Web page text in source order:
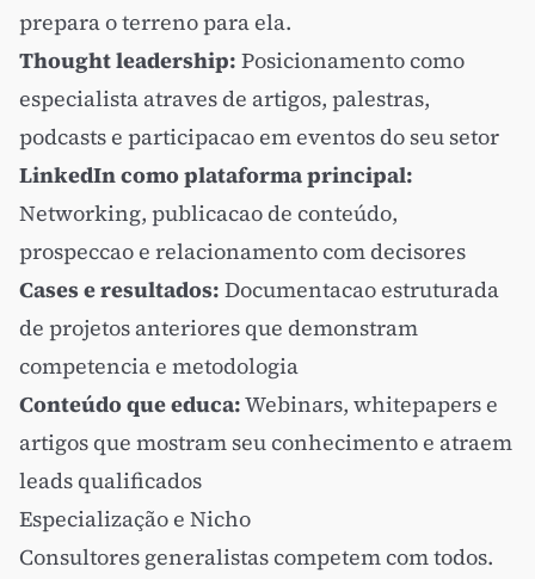
prepara o terreno para ela.
Thought leadership: Posicionamento como
especialista atraves de artigos, palestras,
podcasts e participacao em eventos do seu setor
LinkedIn como plataforma principal:
Networking, publicacao de conteúdo,
prospeccao e relacionamento com decisores
Cases e resultados: Documentacao estruturada
de projetos anteriores que demonstram
competencia e metodologia
Conteúdo que educa:Webinars, whitepapers e
artigos que mostram seu conhecimento e atraem
leads qualificados
Especialização e Nicho
Consultores generalistas competem com todos.